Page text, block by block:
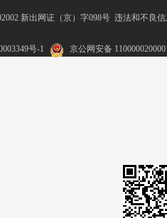
新出网证（京）字098号 违法和不良信
号-1 京公网安备